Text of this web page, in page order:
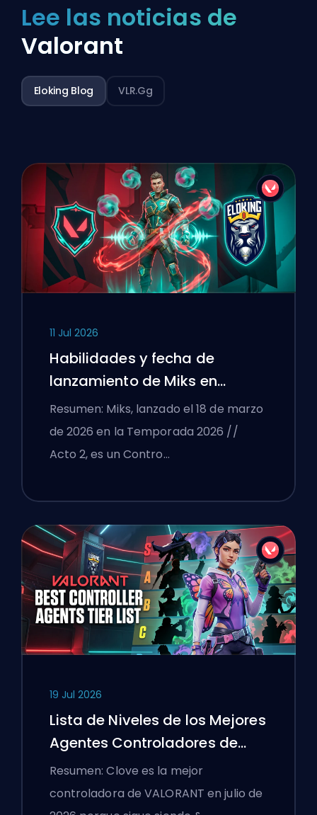
Lee las noticias de
Valorant
Eloking Blog VLR.gg
11 Jul 2026
Habilidades y fecha de
lanzamiento de Miks en
VALORANT explicadas
Resumen: Miks, lanzado el 18 de marzo
de 2026 en la Temporada 2026 //
Acto 2, es un Contro…
19 Jul 2026
Lista de Niveles de los Mejores
Agentes Controladores de
VALORANT
Resumen: Clove es la mejor
controladora de VALORANT en julio de